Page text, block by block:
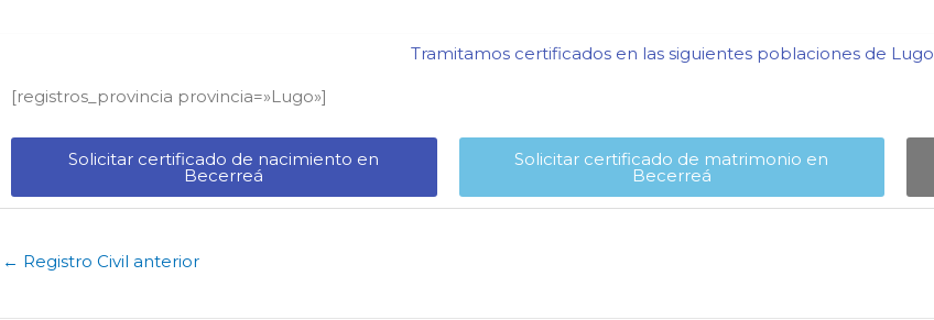
Tramitamos certificados en las siguientes poblaciones de Lugo​
[registros_provincia provincia=»Lugo​»]
Solicitar certificado de nacimiento en
Becerreá​
Solicitar certificado de matrimonio en
Becerreá​
← Registro Civil anterior